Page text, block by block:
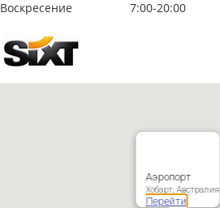
Воскресение
7:00-20:00
Аэропорт
Хобарт, Австралия
Перейти